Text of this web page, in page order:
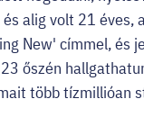
alig volt 21 éves,
New' címmel, és
őszén
több tízmillióan